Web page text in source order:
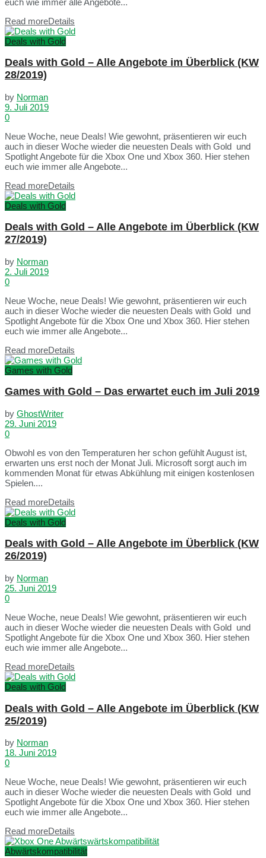
Read moreDetails
Deals with Gold
Deals with Gold – Alle Angebote im Überblick (KW
28/2019)
by Norman
9. Juli 2019
0
Neue Woche, neue Deals! Wie gewohnt, präsentieren wir euch
auch in dieser Woche wieder die neuesten Deals with Gold und
Spotlight Angebote für die Xbox One und Xbox 360. Hier stehen
euch wie immer alle Angebote...
Read moreDetails
Deals with Gold
Deals with Gold – Alle Angebote im Überblick (KW
27/2019)
by Norman
2. Juli 2019
0
Neue Woche, neue Deals! Wie gewohnt, präsentieren wir euch
auch in dieser Woche wieder die neuesten Deals with Gold und
Spotlight Angebote für die Xbox One und Xbox 360. Hier stehen
euch wie immer alle Angebote...
Read moreDetails
Games with Gold
Games with Gold – Das erwartet euch im Juli 2019
by GhostWriter
29. Juni 2019
0
Obwohl es von den Temperaturen her schon gefühlt August ist,
erwarten uns erst noch der Monat Juli. Microsoft sorgt auch im
kommenden Monat für etwas Abkühlung mit einigen kostenlosen
Spielen....
Read moreDetails
Deals with Gold
Deals with Gold – Alle Angebote im Überblick (KW
26/2019)
by Norman
25. Juni 2019
0
Neue Woche, neue Deals! Wie gewohnt, präsentieren wir euch
auch in dieser Woche wieder die neuesten Deals with Gold und
Spotlight Angebote für die Xbox One und Xbox 360. Hier stehen
euch wie immer alle Angebote...
Read moreDetails
Deals with Gold
Deals with Gold – Alle Angebote im Überblick (KW
25/2019)
by Norman
18. Juni 2019
0
Neue Woche, neue Deals! Wie gewohnt, präsentieren wir euch
auch in dieser Woche wieder die neuesten Deals with Gold und
Spotlight Angebote für die Xbox One und Xbox 360. Hier stehen
euch wie immer alle Angebote...
Read moreDetails
Abwärtskompatibilität